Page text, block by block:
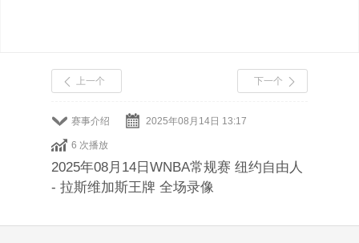
赛事介绍 2025年08月14日 13:17
6 次播放
上一个 下一个
2025年08月14日WNBA常规赛 纽约自由人
- 拉斯维加斯王牌 全场录像